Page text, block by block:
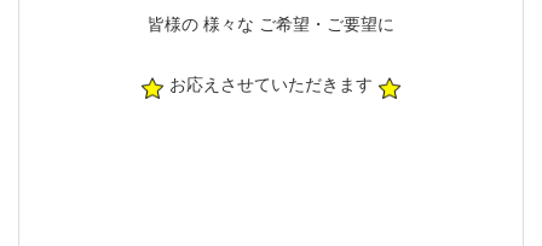
皆様の 様々な ご希望・ご要望に
お応えさせていただきます